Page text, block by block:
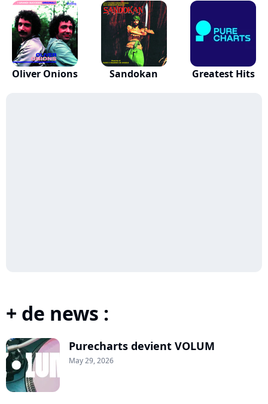
Oliver Onions Sandokan Greatest Hits
+ de news :
Purecharts devient VOLUM
May 29, 2026